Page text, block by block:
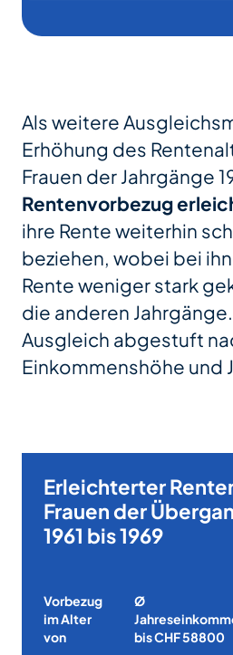
Als weitere
Erhöhung des
Frauen der Jahrgänge
Rentenvorbezug
ihre Rente weiterhin
beziehen, wobei bei
Rente weniger stark
die anderen
Ausgleich abgestuft
Einkommenshöhe und
Erleichterter
Frauen der
1961 bis 1969
Vorbezug
im Alter
von
Ø
bis CHF 58800